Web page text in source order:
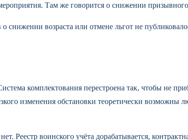
Там же говорится о снижении призывного
возраста или отмене льгот не
комплектования перестроена так, чтобы не
изменения обстановки теоретически возможны
Реестр воинского учёта дорабатывается,